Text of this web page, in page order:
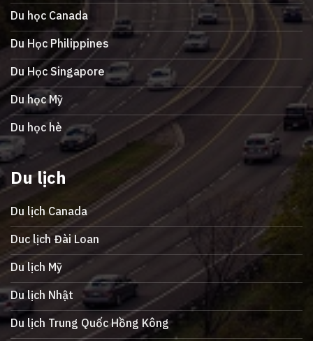
Du học Canada
Du Học Philippines
Du Học Singapore
Du học Mỹ
Du học hè
Du lịch
Du lịch Canada
Duc lịch Đài Loan
Du lịch Mỹ
Du lịch Nhật
Du lịch Trung Quốc Hồng Kông